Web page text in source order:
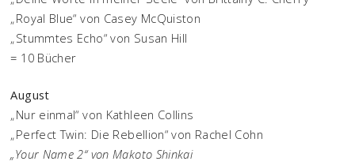
„Royal Blue“ von Casey McQuiston
„Stummtes Echo“ von Susan Hill
= 10 Bücher
August
„Nur einmal“ von Kathleen Collins
„Perfect Twin: Die Rebellion“ von Rachel Cohn
„Your Name 2“ von Makoto Shinkai